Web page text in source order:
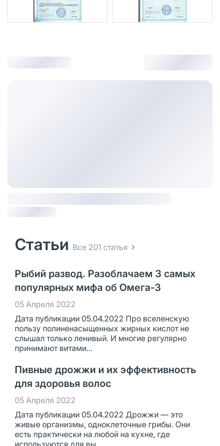
Статьи Все 201 статья
Рыбий развод. Разоблачаем 3 самых
популярных мифа об Омега-3
05 Апреля 2022
Дата публикации 05.04.2022 Про вселенскую
пользу полиненасыщенных жирных кислот не
слышал только ленивый. И многие регулярно
принимают витами...
Пивные дрожжи и их эффективность
для здоровья волос
05 Апреля 2022
Дата публикации 05.04.2022 Дрожжи — это
живые организмы, одноклеточные грибы. Они
есть практически на любой на кухне, где